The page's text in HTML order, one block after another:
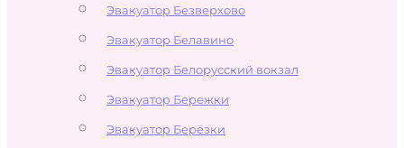
Эвакуатор Безверхово
Эвакуатор Белавино
Эвакуатор Белорусский вокзал
Эвакуатор Бережки
Эвакуатор Берёзки